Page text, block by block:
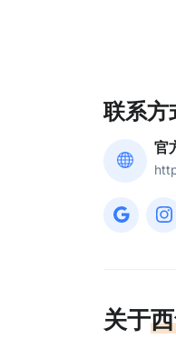
联系方
官
关于